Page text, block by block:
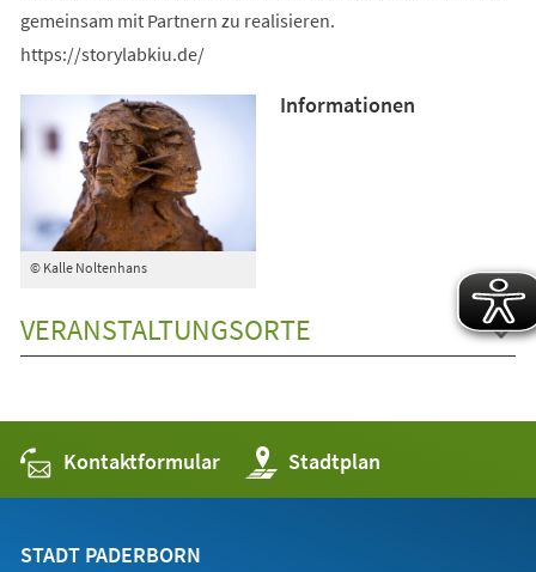
gemeinsam mit Partnern zu realisieren.
https://storylabkiu.de/
© Kalle Noltenhans
Informationen
VERANSTALTUNGSORTE
Kontaktformular Stadtplan
(Öffnet
in
einem
STADT PADERBORN